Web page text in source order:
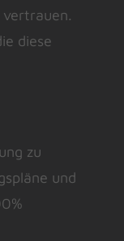
diese
zu
und